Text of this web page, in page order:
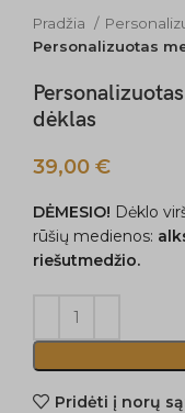
Pradžia
Personalizuotas
dėklas
39,00 €
DĖMESIO! Dėklo
rūšių medienos:
riešutmedžio.
Pridėti į norų